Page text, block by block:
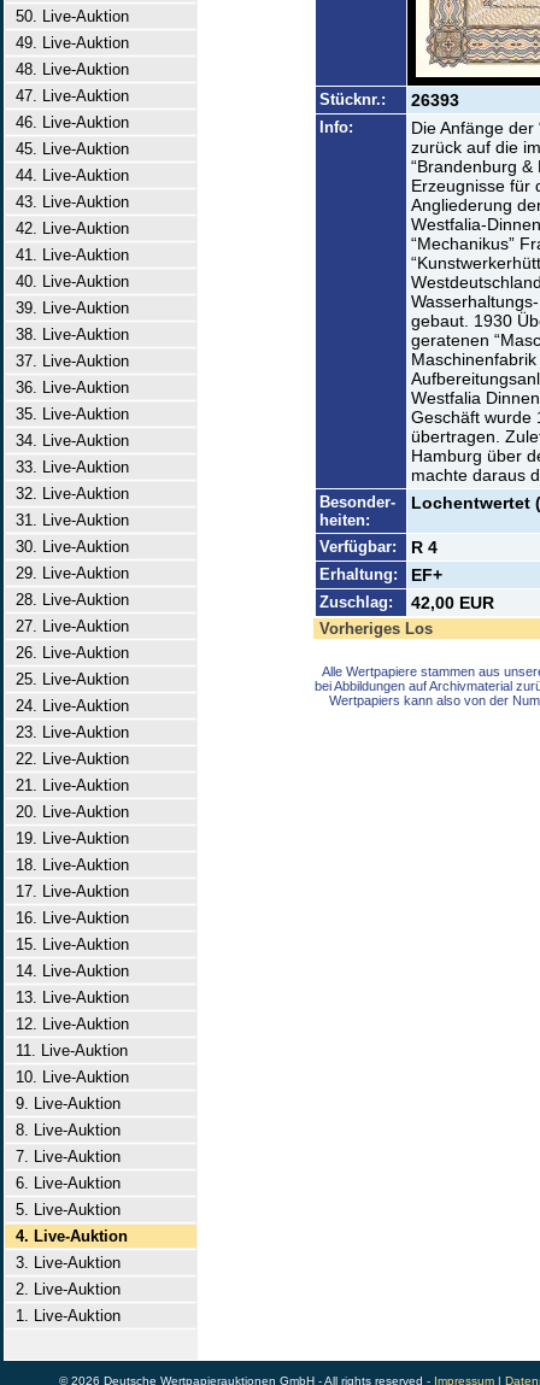
50. Live-Auktion
49. Live-Auktion
48. Live-Auktion
47. Live-Auktion
46. Live-Auktion
45. Live-Auktion
44. Live-Auktion
43. Live-Auktion
42. Live-Auktion
41. Live-Auktion
40. Live-Auktion
39. Live-Auktion
38. Live-Auktion
37. Live-Auktion
36. Live-Auktion
35. Live-Auktion
34. Live-Auktion
33. Live-Auktion
32. Live-Auktion
31. Live-Auktion
30. Live-Auktion
29. Live-Auktion
28. Live-Auktion
27. Live-Auktion
26. Live-Auktion
25. Live-Auktion
24. Live-Auktion
23. Live-Auktion
22. Live-Auktion
21. Live-Auktion
20. Live-Auktion
19. Live-Auktion
18. Live-Auktion
17. Live-Auktion
16. Live-Auktion
15. Live-Auktion
14. Live-Auktion
13. Live-Auktion
12. Live-Auktion
11. Live-Auktion
10. Live-Auktion
9. Live-Auktion
8. Live-Auktion
7. Live-Auktion
6. Live-Auktion
5. Live-Auktion
4. Live-Auktion
3. Live-Auktion
2. Live-Auktion
1. Live-Auktion
Stücknr.: 26393
Info:
Die Anfänge der
zurück auf die
“Brandenburg &
Erzeugnisse für
Angliederung
Westfalia-
“Mechanikus”
gebaut. 1930
geratenen
Westfalia
Geschäft wurde
übertragen.
Hamburg über
machte daraus
Besonder-
heiten:
Lochentwertet
Verfügbar: R 4
Erhaltung: EF+
Zuschlag: 42,00 EUR
Vorheriges Los
Alle Wertpapiere stammen aus
bei Abbildungen auf Archivmaterial
Wertpapiers kann also von der
© 2026 Deutsche Wertpapierauktionen GmbH - All rights reserved - Impressum|